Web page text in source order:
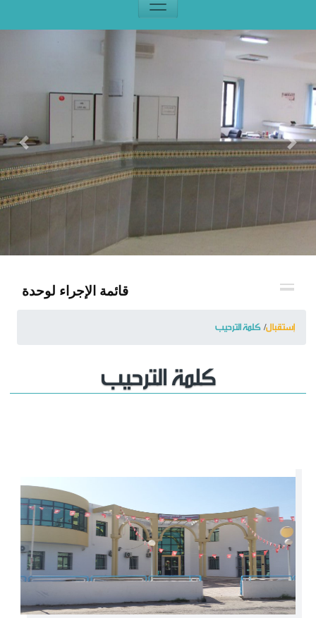
كلمة السر
تسجيل دخول تلقائي
تسجيل الدخول
التسجيل
Previous Next
قائمة الإجراء لوحدة
إستقبال كلمة الترحيب
كلمة الترحيب